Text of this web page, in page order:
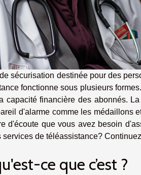
sécurisation destinée pour des
fonctionne sous plusieurs
capacité financière des abonnés.
d'alarme comme les médaillons
d'écoute que vous avez besoin
de téléassistance?
ce que c’est ?